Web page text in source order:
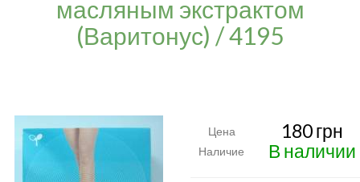
масляным экстрактом
(Варитонус) / 4195
Цена 180 грн
Наличие В наличии